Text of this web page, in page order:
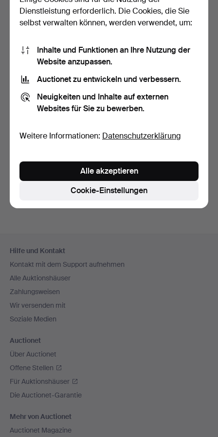
"Gammelgård Bårby
Öland", Li…
"Fiori", Serigrafie, si…
6 Tage
Sie können auch in
Beendete Auktionen aus unserem
Navigation
Hilfe und Kontakt
Kontakt mit dem Support aufnehmen
Alle Auktionshäuser
Zahlungsweisen
Wir versenden mit
Soziale Medien
Auctionet
Über Auctionet
Offene Stellen
Für Auktionshäuser
Die Auctionet-Garantie
Mehr von Auctionet
Auctionet Magazine
Dienstleistung erforderlich. Die Cookies, die Sie
selbst verwalten können, werden verwendet, um:
Inhalte und Funktionen an Ihre Nutzung der
Website anzupassen.
Auctionet zu entwickeln und verbessern.
Neuigkeiten und Inhalte auf externen
Websites für Sie zu bewerben.
Weitere Informationen: Datenschutzerklärung
Cookie-Einstellungen
Alle akzeptieren